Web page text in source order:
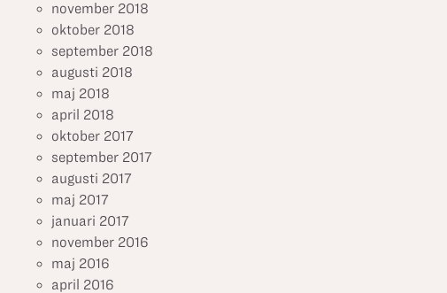
november 2018
oktober 2018
september 2018
augusti 2018
maj 2018
april 2018
oktober 2017
september 2017
augusti 2017
maj 2017
januari 2017
november 2016
maj 2016
april 2016